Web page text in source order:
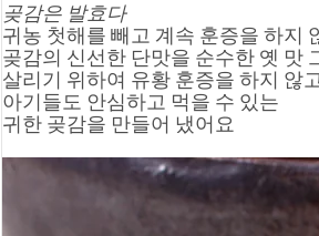
곶감은 발효다
귀농 첫해를 빼고 계속 훈증을 하지
곶감의 신선한 단맛을 순수한 옛 맛
살리기 위하여 유황 훈증을 하지 않고
아기들도 안심하고 먹을 수 있는
귀한 곶감을 만들어 냈어요